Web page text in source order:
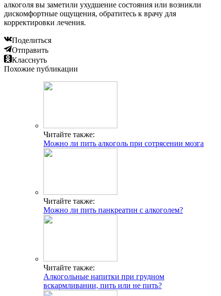
алкоголя вы заметили ухудшение состояния или возникли
дискомфортные ощущения, обратитесь к врачу для
корректировки лечения.
Поделиться
Отправить
Класснуть
Похожие публикации
Читайте также:
Можно ли пить алкоголь при сотрясении мозга
Читайте также:
Можно ли пить панкреатин с алкоголем?
Читайте также:
Алкогольные напитки при грудном
вскармливании, пить или не пить?